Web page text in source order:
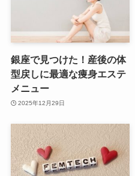
銀座で見つけた！産後の体
型戻しに最適な痩身エステ
メニュー
2025年12月29日